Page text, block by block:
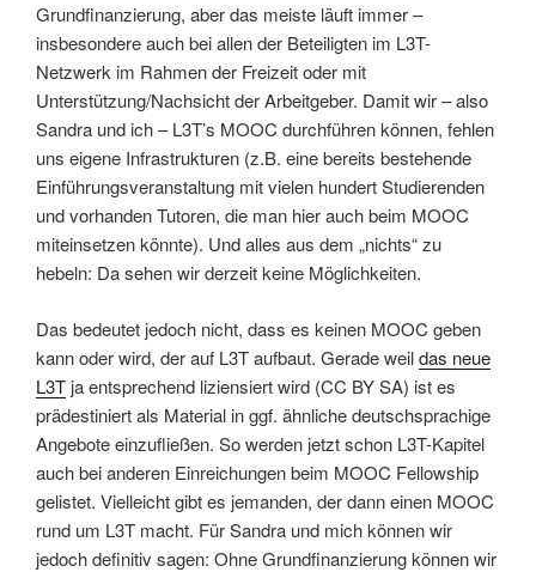
Grundfinanzierung, aber das meiste läuft immer –
insbesondere auch bei allen der Beteiligten im L3T-
Netzwerk im Rahmen der Freizeit oder mit
Unterstützung/Nachsicht der Arbeitgeber. Damit wir – also
Sandra und ich – L3T’s MOOC durchführen können, fehlen
uns eigene Infrastrukturen (z.B. eine bereits bestehende
Einführungsveranstaltung mit vielen hundert Studierenden
und vorhanden Tutoren, die man hier auch beim MOOC
miteinsetzen könnte). Und alles aus dem „nichts“ zu
hebeln: Da sehen wir derzeit keine Möglichkeiten.
Das bedeutet jedoch nicht, dass es keinen MOOC geben
kann oder wird, der auf L3T aufbaut. Gerade weildas neue
L3T ja entsprechend liziensiert wird (CC BY SA) ist es
prädestiniert als Material in ggf. ähnliche deutschsprachige
Angebote einzufließen. So werden jetzt schon L3T-Kapitel
auch bei anderen Einreichungen beim MOOC Fellowship
gelistet. Vielleicht gibt es jemanden, der dann einen MOOC
rund um L3T macht. Für Sandra und mich können wir
jedoch definitiv sagen: Ohne Grundfinanzierung können wir